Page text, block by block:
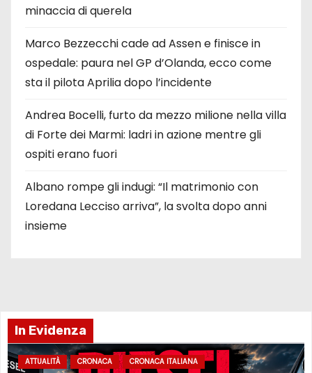
minaccia di querela
Marco Bezzecchi cade ad Assen e finisce in
ospedale: paura nel GP d’Olanda, ecco come
sta il pilota Aprilia dopo l’incidente
Andrea Bocelli, furto da mezzo milione nella villa
di Forte dei Marmi: ladri in azione mentre gli
ospiti erano fuori
Albano rompe gli indugi: “Il matrimonio con
Loredana Lecciso arriva”, la svolta dopo anni
insieme
In Evidenza
ATTUALITÀ CRONACA CRONACA ITALIANA